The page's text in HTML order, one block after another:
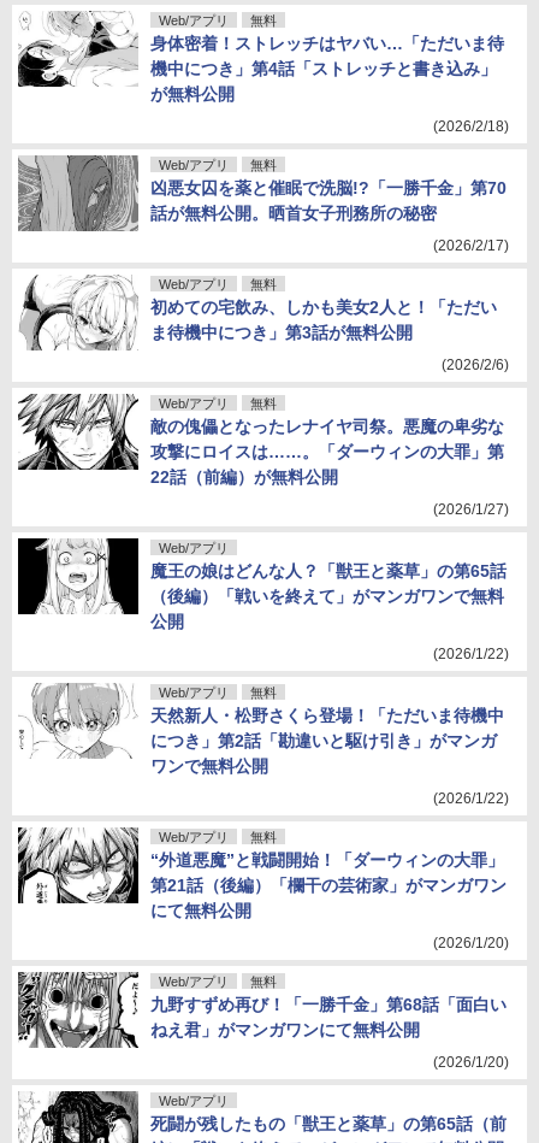
Web/アプリ 無料
身体密着！ストレッチはヤバい…「ただいま待
機中につき」第4話「ストレッチと書き込み」
が無料公開
(2026/2/18)
Web/アプリ 無料
凶悪女囚を薬と催眠で洗脳!?「一勝千金」第70
話が無料公開。晒首女子刑務所の秘密
(2026/2/17)
Web/アプリ 無料
初めての宅飲み、しかも美女2人と！「ただい
ま待機中につき」第3話が無料公開
(2026/2/6)
Web/アプリ 無料
敵の傀儡となったレナイヤ司祭。悪魔の卑劣な
攻撃にロイスは……。「ダーウィンの大罪」第
22話（前編）が無料公開
(2026/1/27)
Web/アプリ
魔王の娘はどんな人？「獣王と薬草」の第65話
（後編）「戦いを終えて」がマンガワンで無料
公開
(2026/1/22)
Web/アプリ 無料
天然新人・松野さくら登場！「ただいま待機中
につき」第2話「勘違いと駆け引き」がマンガ
ワンで無料公開
(2026/1/22)
Web/アプリ 無料
“外道悪魔”と戦闘開始！「ダーウィンの大罪」
第21話（後編）「欄干の芸術家」がマンガワン
にて無料公開
(2026/1/20)
Web/アプリ 無料
九野すずめ再び！「一勝千金」第68話「面白い
ねえ君」がマンガワンにて無料公開
(2026/1/20)
Web/アプリ
死闘が残したもの「獣王と薬草」の第65話（前